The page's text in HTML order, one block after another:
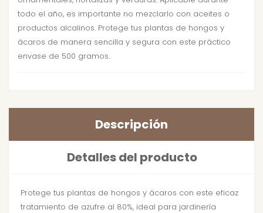
todo el año, es importante no mezclarlo con aceites o
productos alcalinos. Protege tus plantas de hongos y
ácaros de manera sencilla y segura con este práctico
envase de 500 gramos.
Descripción
Detalles del producto
Protege tus plantas de hongos y ácaros con este eficaz
tratamiento de azufre al 80%, ideal para jardinería